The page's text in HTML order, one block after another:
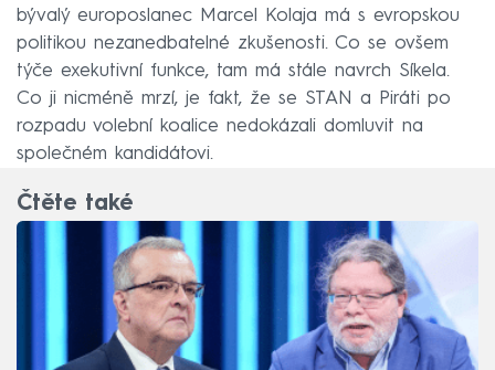
bývalý europoslanec Marcel Kolaja má s evropskou
politikou nezanedbatelné zkušenosti. Co se ovšem
týče exekutivní funkce, tam má stále navrch Síkela.
Co ji nicméně mrzí, je fakt, že se STAN a Piráti po
rozpadu volební koalice nedokázali domluvit na
společném kandidátovi.
Čtěte také